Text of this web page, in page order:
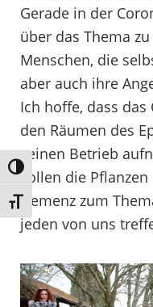
Umschalten auf hohe
Schrift vergrößern
Gerade in der
über das Thema
Menschen, die
aber auch ihre
Ich hoffe, dass
den Räumen des
seinen Betrieb
sollen die
Demenz zum
jeden von uns